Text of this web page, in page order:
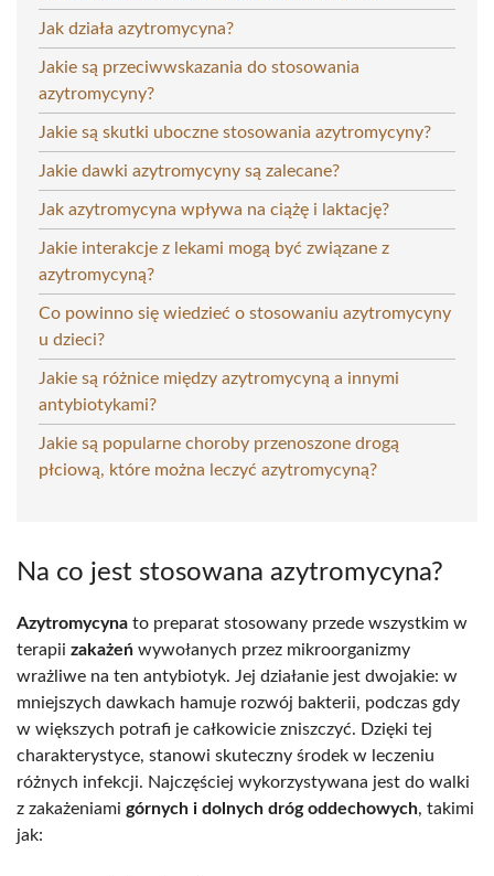
Jak działa azytromycyna?
Jakie są przeciwwskazania do stosowania
azytromycyny?
Jakie są skutki uboczne stosowania azytromycyny?
Jakie dawki azytromycyny są zalecane?
Jak azytromycyna wpływa na ciążę i laktację?
Jakie interakcje z lekami mogą być związane z
azytromycyną?
Co powinno się wiedzieć o stosowaniu azytromycyny
u dzieci?
Jakie są różnice między azytromycyną a innymi
antybiotykami?
Jakie są popularne choroby przenoszone drogą
płciową, które można leczyć azytromycyną?
Na co jest stosowana azytromycyna?
Azytromycyna to preparat stosowany przede wszystkim w
terapii zakażeń wywołanych przez mikroorganizmy
wrażliwe na ten antybiotyk. Jej działanie jest dwojakie: w
mniejszych dawkach hamuje rozwój bakterii, podczas gdy
w większych potrafi je całkowicie zniszczyć. Dzięki tej
charakterystyce, stanowi skuteczny środek w leczeniu
różnych infekcji. Najczęściej wykorzystywana jest do walki
z zakażeniami górnych i dolnych dróg oddechowych, takimi
jak: